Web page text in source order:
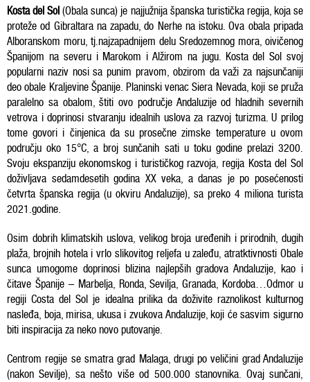
Kosta del Sol (Obala sunca) je najjužnija španska turistička regija, koja se
proteže od Gibraltara na zapadu, do Nerhe na istoku. Ova obala pripada
Alboranskom moru, tj.najzapadnijem delu Sredozemnog mora, oivičenog
Španijom na severu i Marokom i Alžirom na jugu. Kosta del Sol svoj
popularni naziv nosi sa punim pravom, obzirom da važi za najsunčaniji
deo obale Kraljevine Španije. Planinski venac Siera Nevada, koji se pruža
paralelno sa obalom, štiti ovo područje Andaluzije od hladnih severnih
vetrova i doprinosi stvaranju idealnih uslova za razvoj turizma. U prilog
tome govori i činjenica da su prosečne zimske temperature u ovom
području oko 15°C, a broj sunčanih sati u toku godine prelazi 3200.
Svoju ekspanziju ekonomskog i turističkog razvoja, regija Kosta del Sol
doživljava sedamdesetih godina XX veka, a danas je po posećenosti
četvrta španska regija (u okviru Andaluzije), sa preko 4 miliona turista
2021.godine.
Osim dobrih klimatskih uslova, velikog broja uređenih i prirodnih, dugih
plaža, brojnih hotela i vrlo slikovitog reljefa u zaleđu, atratktivnosti Obale
sunca umogome doprinosi blizina najlepših gradova Andaluzije, kao i
čitave Španije – Marbelja, Ronda, Sevilja, Granada, Kordoba…Odmor u
regiji Costa del Sol je idealna prilika da doživite raznolikost kulturnog
nasleđa, boja, mirisa, ukusa i zvukova Andaluzije, koji će sasvim sigurno
biti inspiracija za neko novo putovanje.
Centrom regije se smatra grad Malaga, drugi po veličini grad Andaluzije
(nakon Sevilje), sa nešto više od 500.000 stanovnika. Ovaj sunčani,